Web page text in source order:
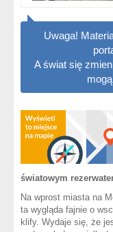
Uwaga!
A świat się
światowym
Na wprost miasta na
ta wygląda fajnie o
klify. Wydaje się, że